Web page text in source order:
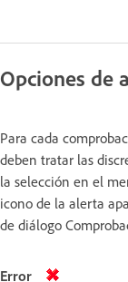
Opciones de
Para cada
deben tratar las
la selección en el
icono de la alerta
de diálogo
Error